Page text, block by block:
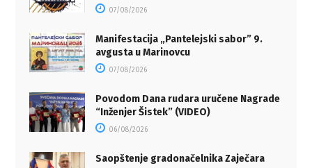
07/08/2026
Manifestacija „Pantelejski sabor” 9.
avgusta u Marinovcu
07/08/2026
Povodom Dana rudara uručene Nagrade
“Inženjer Šistek” (VIDEO)
06/08/2026
Saopštenje gradonačelnika Zaječara